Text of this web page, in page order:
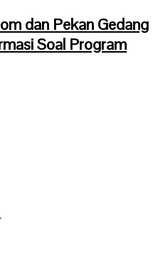
dan Pekan Gedang
Soal Program